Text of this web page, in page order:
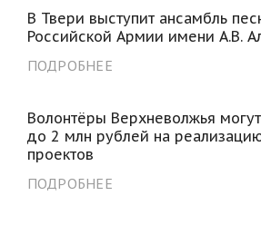
В Твери выступит ансамбль
Российской Армии имени А.В.
ПОДРОБНЕЕ
Волонтёры Верхневолжья
до 2 млн рублей на
проектов
ПОДРОБНЕЕ